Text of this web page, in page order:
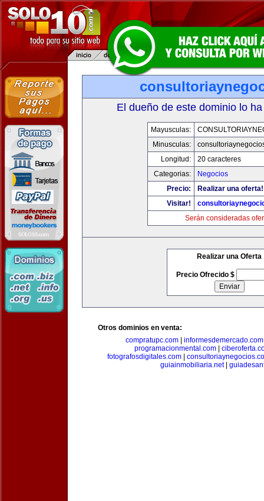
El dueño de este dominio lo
Mayusculas:
Minusculas:
Longitud:
20 caracteres
Categorias:
Negocios
Precio:
Realizar una oferta!
Visitar!
Serán consideradas
Realizar una Oferta
Precio Ofrecido $
Otros dominios en venta:
compratupc.com
informesdemercado.com
programacionmental.com|
fotografosdigitales.com
guiainmobiliaria.net|